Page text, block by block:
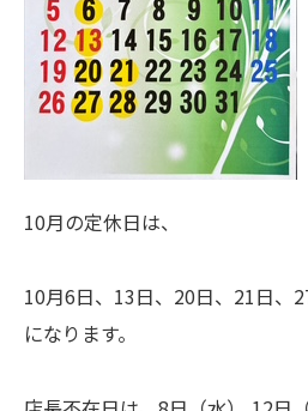
10月の定休日は、
10月6日、13日、20日、21日、
になります。